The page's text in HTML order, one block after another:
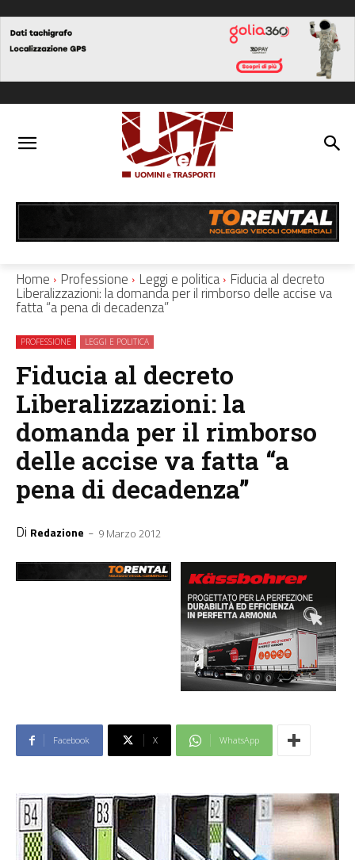
Home Professione Leggi e politica Fiducia al decreto
Liberalizzazioni: la domanda per il rimborso delle accise va
fatta “a pena di decadenza”
PROFESSIONE LEGGI E POLITICA
Fiducia al decreto
Liberalizzazioni: la
domanda per il rimborso
delle accise va fatta “a
pena di decadenza”
Di Redazione - 9 Marzo 2012
Facebook X WhatsApp